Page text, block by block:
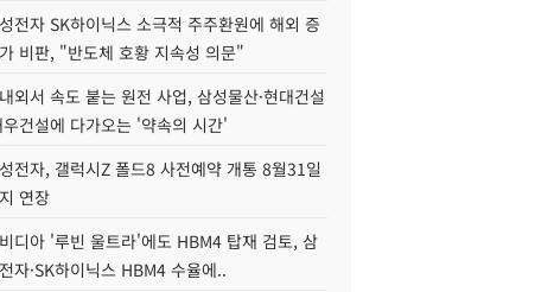
전자 SK하이닉스 소극적 주주환원에 해외 증
비판, "반도체 호황 지속성 의문"
외서 속도 붙는 원전 사업, 삼성물산·현대건설
우건설에 다가오는 '약속의 시간'
전자, 갤럭시Z 폴드8 사전예약 개통 8월31일
연장
디아 '루빈 울트라'에도 HBM4 탑재 검토, 삼
자·SK하이닉스 HBM4 수율에..